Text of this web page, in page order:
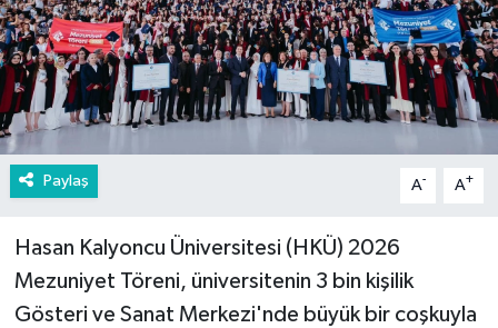
Paylaş A- A+
Hasan Kalyoncu Üniversitesi (HKÜ) 2026
Mezuniyet Töreni, üniversitenin 3 bin kişilik
Gösteri ve Sanat Merkezi'nde büyük bir coşkuyla